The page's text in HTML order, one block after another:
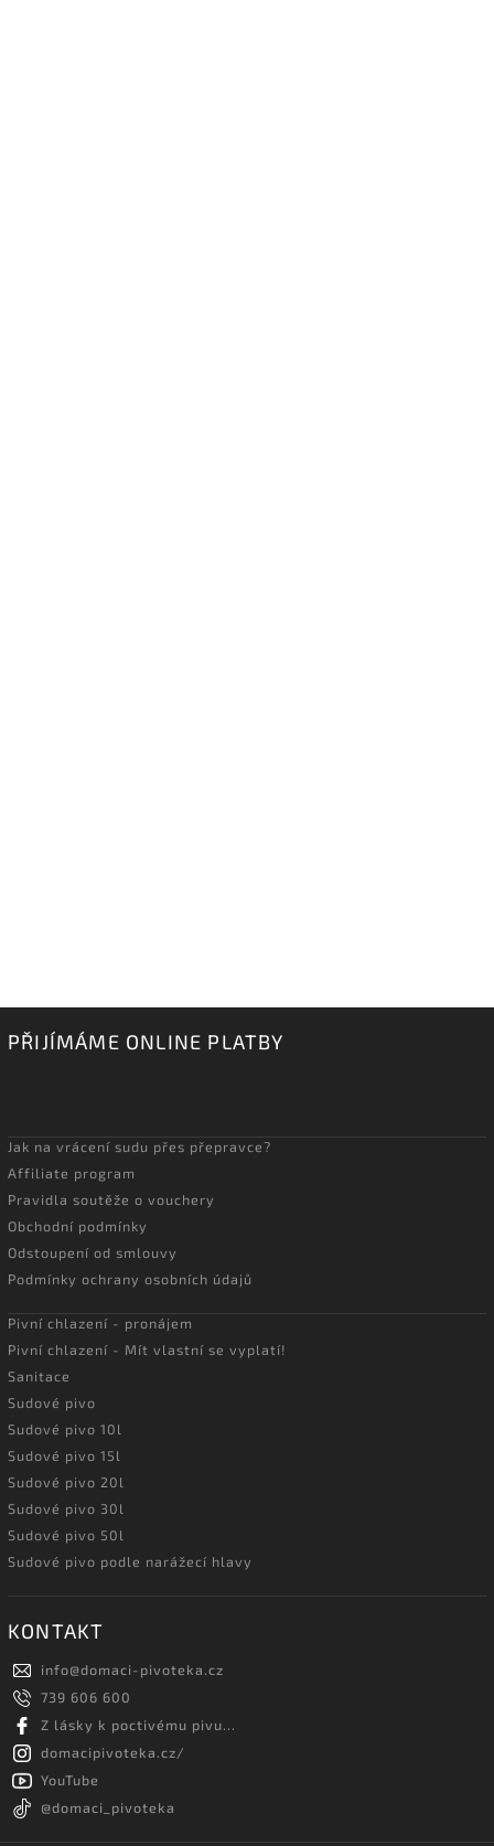
PŘIJÍMÁME ONLINE PLATBY
Jak na vrácení sudu přes přepravce?
Affiliate program
Pravidla soutěže o vouchery
Obchodní podmínky
Odstoupení od smlouvy
Podmínky ochrany osobních údajů
Pivní chlazení - pronájem
Pivní chlazení - Mít vlastní se vyplatí!
Sanitace
Sudové pivo
Sudové pivo 10l
Sudové pivo 15l
Sudové pivo 20l
Sudové pivo 30l
Sudové pivo 50l
Sudové pivo podle narážecí hlavy
KONTAKT
info@domaci-pivoteka.cz
739 606 600
Z lásky k poctivému pivu...
domacipivoteka.cz/
YouTube
@domaci_pivoteka